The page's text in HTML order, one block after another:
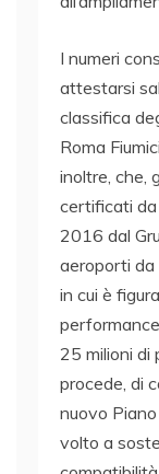
I numeri
attestarsi
classifica
Roma
inoltre, che,
certificati da
2016 dal
aeroporti da
in cui è
25 milioni di
procede, di
nuovo
volto a